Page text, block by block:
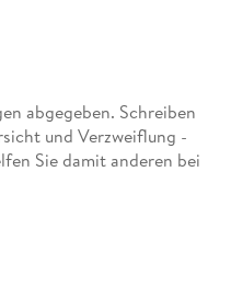
abgegeben. Schreiben
und Verzweiflung -
Sie damit anderen bei